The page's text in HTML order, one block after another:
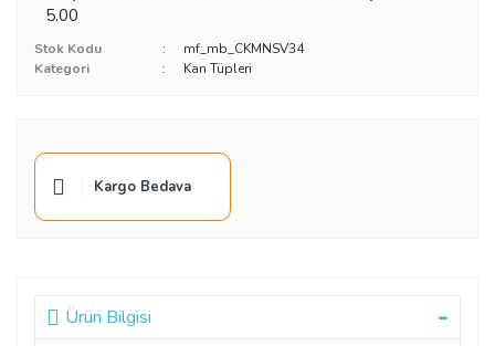
5.00
Stok Kodu
mf_mb_CKMNSV34
Kategori
Kan Tüpleri
Kargo Bedava
Ürün Bilgisi